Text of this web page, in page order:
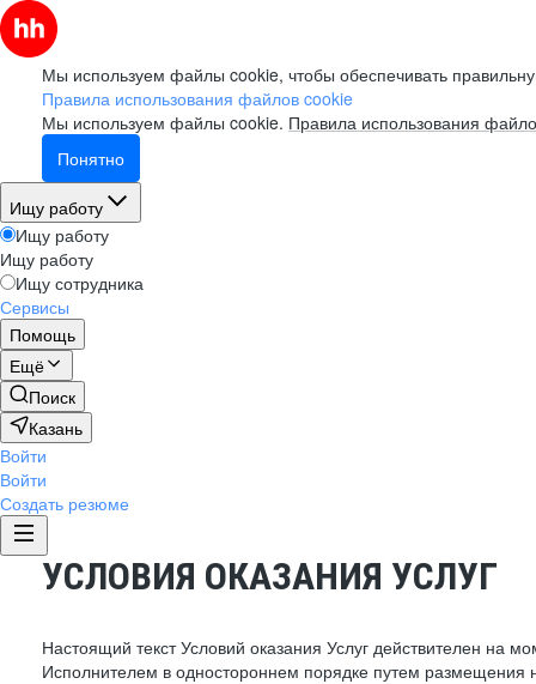
Мы используем файлы cookie, чтобы обеспечивать
Правила использования файлов cookie
Мы используем файлы cookie. Правила использования
Понятно
Ищу работу
Ищу работу
Ищу работу
Ищу сотрудника
Сервисы
Помощь
Ещё
Поиск
Казань
Войти
Войти
Создать резюме
УСЛОВИЯ ОКАЗАНИЯ УСЛУГ
Настоящий текст Условий оказания Услуг действителен на
Исполнителем в одностороннем порядке путем размещения